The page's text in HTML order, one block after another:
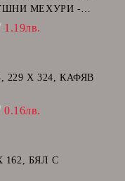
МЕХУРИ -
1.19лв.
Х 324, КАФЯВ
0.16лв.
162, БЯЛ С